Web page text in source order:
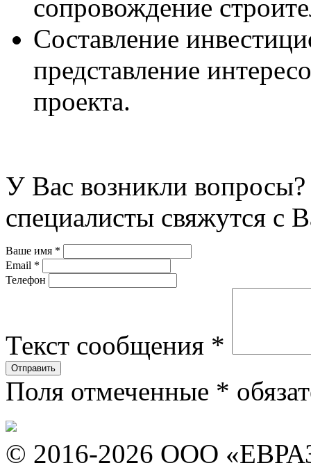
сопровождение
Составление
представление
проекта.
У Вас возникли
специалисты свяжутся с
Ваше имя *
Email *
Телефон
Текст сообщения *
Поля отмеченные *
© 2016-2026 ООО